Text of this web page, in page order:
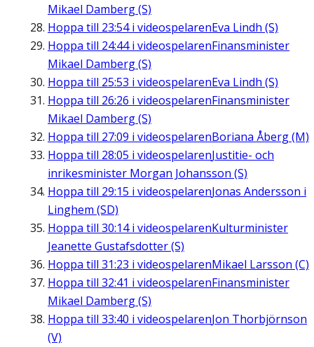
Mikael Damberg (S)
Hoppa till 23:54i videospelarenEva Lindh (S)
Hoppa till 24:44i videospelarenFinansminister
Mikael Damberg (S)
Hoppa till 25:53 i videospelarenEva Lindh (S)
Hoppa till 26:26 i videospelarenFinansminister
Mikael Damberg (S)
Hoppa till 27:09 i videospelarenBoriana Åberg (M)
Hoppa till 28:05 i videospelarenJustitie- och
inrikesminister Morgan Johansson (S)
Hoppa till 29:15 i videospelarenJonas Andersson i
Linghem (SD)
Hoppa till 30:14i videospelarenKulturminister
Jeanette Gustafsdotter (S)
Hoppa till 31:23 i videospelarenMikael Larsson (C)
Hoppa till 32:41 i videospelarenFinansminister
Mikael Damberg (S)
Hoppa till 33:40 i videospelarenJon Thorbjörnson
(V)